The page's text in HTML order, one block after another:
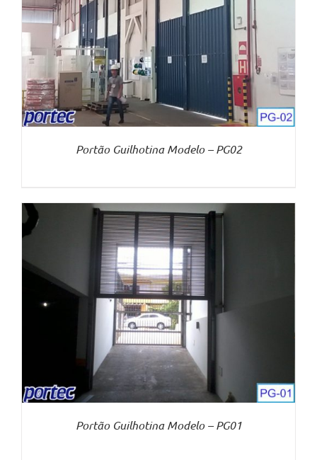
Portão Guilhotina Modelo – PG02
Portão Guilhotina Modelo – PG01